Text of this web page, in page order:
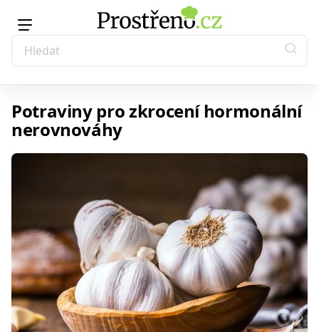
Potraviny pro zkrocení hormonální
nerovnováhy